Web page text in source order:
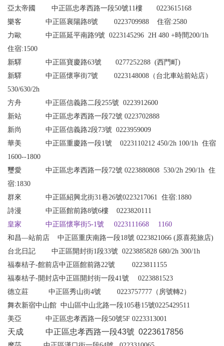
亞太帝國 中正區忠孝西路一段50號11樓
0223615168
樂客 中正區襄陽路8號 0223709988
住宿:2580
力歐
中正區延平南路9號 0223145296 2H 480 +時間200/1h
住宿:1500
新驛 中正區寶慶路63號 0277252288 (西門町)
新驛 中正區懷寧街7號 0223148008（台北車站前站店）
530/630/2h
方舟 中正區信義路二段255號 0223912600
新站 中正區忠孝西路一段72號 0223702888
新尚 中正區信義路2段73號 0223959009
華美 中正區重慶路一段1號 0223110212 450/2h 100/1h 住宿
1600--1800
璽愛 中正區忠孝西路一段72號 0223880808 530/2h 290/1h 住
宿:1830
群來 中正區紹興北街31巷26號0223217061 住宿:1880
詩漫 中正區館前路8號6樓
0223820111
皇家 中正區懷寧街5-1號 0223111668 1160
和昌—站前店 中正區重庆南路一段18號 0223821066 (原喜苑旅店)
台北日記 中正區開封街1段33號 0223885828 680/2h 300/1h
福泰桔子-館前店中正區館前路22號 0223811155
福泰桔子-開封店中正區開封街一段41號 0223881523
德立莊
中正區秀山街4號 0223757777 （房號轉2）
舞衣新宿中山館 中山區中山北路一段105巷15號0225429511
美亞
中正區忠孝西路一段50號5F 0223313001
天成 中正區忠孝西路一段43號 0223617856